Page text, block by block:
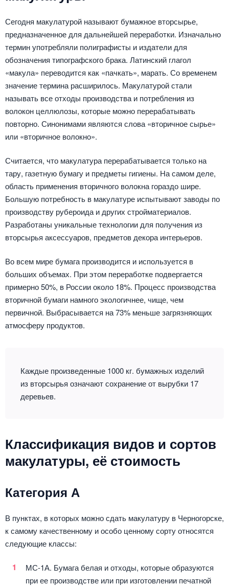
Сегодня макулатурой называют бумажное вторсырье,
предназначенное для дальнейшей переработки. Изначально
термин употребляли полиграфисты и издатели для
обозначения типографского брака. Латинский глагол
«макула» переводится как «пачкать», марать. Со временем
значение термина расширилось. Макулатурой стали
называть все отходы производства и потребления из
волокон целлюлозы, которые можно перерабатывать
повторно. Синонимами являются слова «вторичное сырье»
или «вторичное волокно».
Считается, что макулатура перерабатывается только на
тару, газетную бумагу и предметы гигиены. На самом деле,
область применения вторичного волокна гораздо шире.
Большую потребность в макулатуре испытывают заводы по
производству рубероида и других стройматериалов.
Разработаны уникальные технологии для получения из
вторсырья аксессуаров, предметов декора интерьеров.
Во всем мире бумага производится и используется в
больших объемах. При этом переработке подвергается
примерно 50%, в России около 18%. Процесс производства
вторичной бумаги намного экологичнее, чище, чем
первичной. Выбрасывается на 73% меньше загрязняющих
атмосферу продуктов.
Каждые произведенные 1000 кг. бумажных изделий
из вторсырья означают сохранение от вырубки 17
деревьев.
Классификация видов и сортов
макулатуры, её стоимость
Категория А
В пунктах, в которых можно сдать макулатуру в Черногорске,
к самому качественному и особо ценному сорту относятся
следующие классы:
МС-1А. Бумага белая и отходы, которые образуются
при ее производстве или при изготовлении печатной